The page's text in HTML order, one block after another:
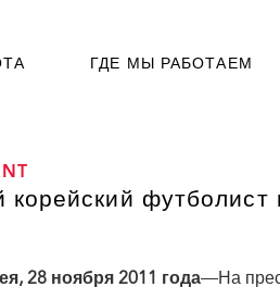
ГДЕ МЫ РАБОТАЕМ
корейский
28 ноября 2011 года—На